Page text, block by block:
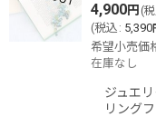
4,900円 (
(税込 : 5,390
希望小売価
在庫なし
ジュエ
リング